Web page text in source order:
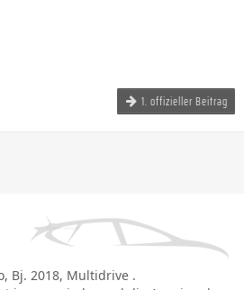
1. offizieller Beitrag
Bj. 2018, Multidrive .